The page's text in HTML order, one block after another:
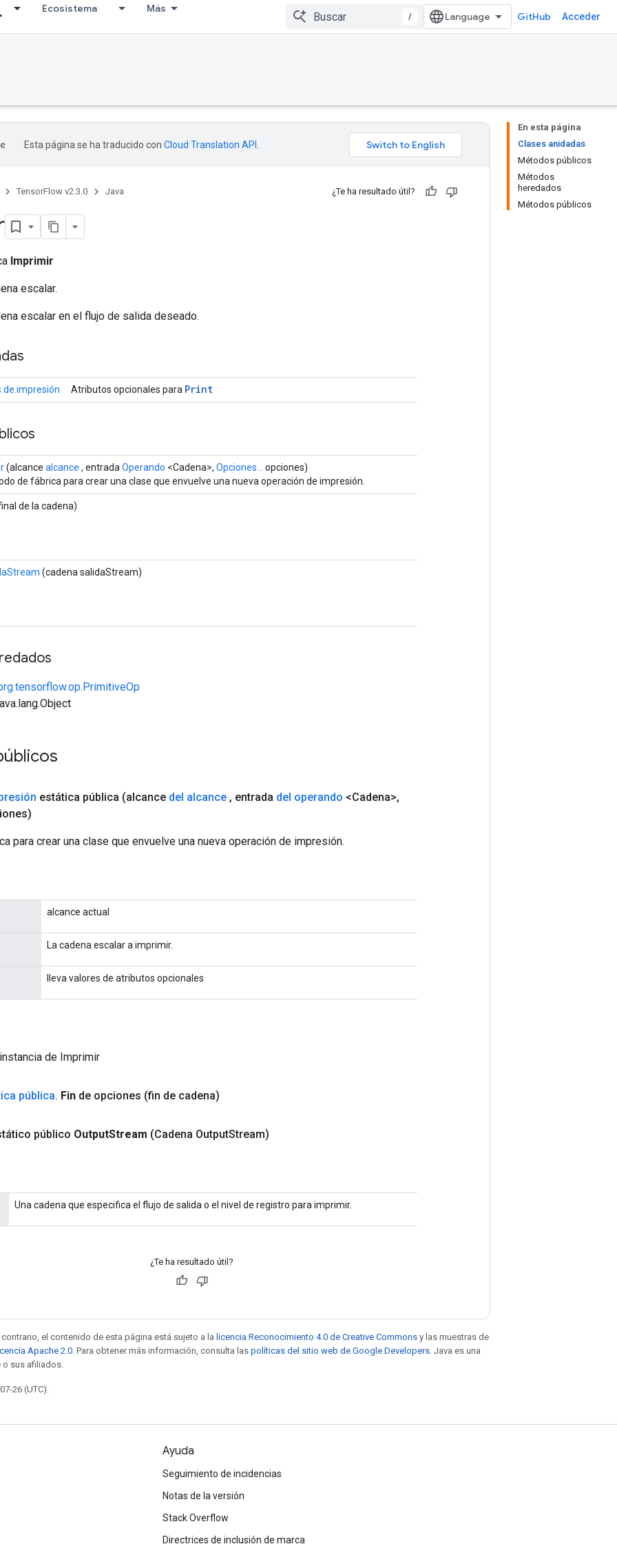
Ecosistema Más
/ GitHub Acceder
En esta página
Clases anidadas
Métodos públicos
Métodos
heredados
Métodos públicos
Esta página se ha traducido con Cloud Translation API
TensorFlow v2.3.0 Java ¿Te ha resultado útil?
Imprimir
escalar.
escalar en el flujo de salida deseado.
Atributos opcionales para Print
(alcance alcance , entrada Operando <Cadena>, Opciones...
opciones)
de fábrica para crear una clase que envuelve una nueva operación de impresión.
de la cadena)
(cadena salidaStream)
estática pública (alcance del alcance , entrada del operando <Cadena>,
para crear una clase que envuelve una nueva operación de impresión.
alcance actual
La cadena escalar a imprimir.
lleva valores de atributos opcionales
de Imprimir
pública. Fin de opciones (fin de cadena)
público OutputStream (Cadena OutputStream)
Una cadena que especifica el flujo de salida o el nivel de registro para imprimir.
¿Te ha resultado útil?
el contenido de esta página está sujeto a la licencia Reconocimiento 4.0 de Creative Commons y las muestras de
Apache 2.0 . Para obtener más información, consulta las políticas del sitio web de Google Developers . Java es una
sus afiliados.
26 (UTC).
Ayuda
Seguimiento de incidencias
Notas de la versión
Stack Overflow
Directrices de inclusión de marca